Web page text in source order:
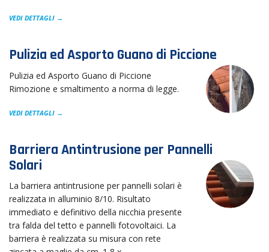
VEDI DETTAGLI →
Pulizia ed Asporto Guano di Piccione
Pulizia ed Asporto Guano di Piccione
Rimozione e smaltimento a norma di legge.
VEDI DETTAGLI →
Barriera Antintrusione per Pannelli
Solari
La barriera antintrusione per pannelli solari è
realizzata in alluminio 8/10. Risultato
immediato e definitivo della nicchia presente
tra falda del tetto e pannelli fotovoltaici. La
barriera è realizzata su misura con rete